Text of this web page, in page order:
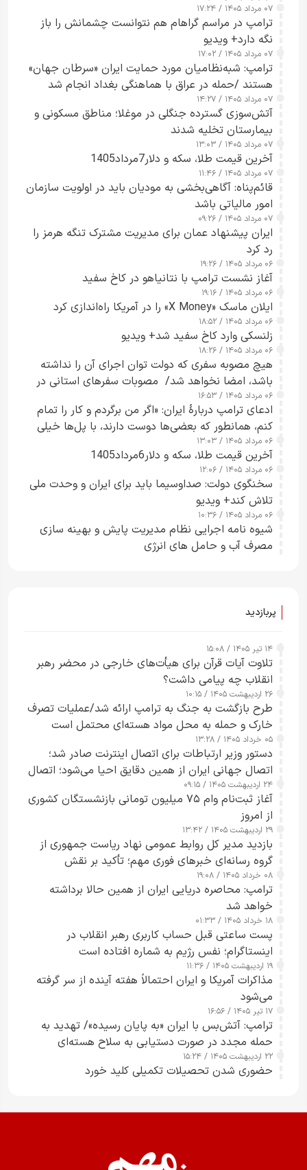
۰۷ مرداد ۱۴۰۵ / ۱۷:۲۴
ترامپ در مراسم گراهام هم نتوانست چشمانش را باز
نگه دارد+ ویدیو
۰۷ مرداد ۱۴۰۵ / ۱۷:۰۲
ترامپ: شبه‌نظامیان مورد حمایت ایران «سرطان جهان»
هستند /حمله در عراق با هماهنگی بغداد انجام شد
۰۷ مرداد ۱۴۰۵ / ۱۴:۲۷
آتش‌سوزی گسترده جنگلی در موغلا؛ مناطق مسکونی و
بیمارستان تخلیه شدند
۰۷ مرداد ۱۴۰۵ / ۱۳:۰۳
آخرین قیمت طلا، سکه و دلار7مرداد1405
۰۷ مرداد ۱۴۰۵ / ۱۱:۴۶
قائم‌پناه: آگاهی‌بخشی به مودیان باید در اولویت سازمان
امور مالیاتی باشد
۰۷ مرداد ۱۴۰۵ / ۰۹:۲۶
ایران پیشنهاد عمان برای مدیریت مشترک تنگه هرمز را
رد کرد
۰۶ مرداد ۱۴۰۵ / ۱۹:۲۶
آغاز نشست ترامپ با نتانیاهو در کاخ سفید
۰۶ مرداد ۱۴۰۵ / ۱۹:۱۶
ایلان ماسک «X Money» را در آمریکا راه‌اندازی کرد
۰۶ مرداد ۱۴۰۵ / ۱۸:۵۲
زلنسکی وارد کاخ سفید شد+ ویدیو
۰۶ مرداد ۱۴۰۵ / ۱۸:۲۶
هیچ مصوبه سفری که دولت توان اجرای آن را نداشته
باشد، امضا نخواهد شد/ مصوبات سفرهای استانی در
چارچوب قانون بودجه است+ عکس
۰۶ مرداد ۱۴۰۵ / ۱۶:۵۳
ادعای ترامپ دربارهٔ ایران: «اگر من برگردم و کار را تمام
کنم، همانطور که بعضی‌ها دوست دارند، با پل‌ها خیلی
راحت می‌توانم بیشتر پل‌هایشان را در کمتر از یک
ساعت از بین ببرم+ ویدیو
۰۶ مرداد ۱۴۰۵ / ۱۳:۰۳
آخرین قیمت طلا، سکه و دلار6مرداد1405
۰۶ مرداد ۱۴۰۵ / ۱۲:۰۶
سخنگوی دولت: صداوسیما باید برای ایران و وحدت ملی
تلاش کند+ ویدیو
۰۶ مرداد ۱۴۰۵ / ۱۰:۳۶
شیوه نامه اجرایی نظام مدیریت پایش و بهینه سازی
مصرف آب و حامل های انرژی
پربازدید
۱۴ تیر ۱۴۰۵ / ۱۵:۰۸
تلاوت آیات قرآن برای هیأت‌های خارجی در محضر رهبر
انقلاب چه پیامی داشت؟
۲۶ اردیبهشت ۱۴۰۵ / ۱۰:۱۵
طرح‌ بازگشت به جنگ به ترامپ ارائه شد/عملیات تصرف
خارک و حمله به محل مواد هسته‌ای محتمل است
۰۵ خرداد ۱۴۰۵ / ۱۳:۲۸
دستور وزیر ارتباطات برای اتصال اینترنت صادر شد؛
اتصال جهانی ایران از همین دقایق احیا می‌شود؛ اتصال
کامل مردم تا ۲۴ ساعت آینده
۲۴ اردیبهشت ۱۴۰۵ / ۰۹:۱۵
آغاز ثبت‌نام وام ۷۵ میلیون تومانی بازنشستگان کشوری
از امروز
۲۹ اردیبهشت ۱۴۰۵ / ۱۳:۴۲
بازدید مدیر کل روابط عمومی نهاد ریاست جمهوری از
گروه رسانه‌ای خبرهای فوری مهم؛ تأکید بر نقش
رسانه‌های هوشمند و مسئول در ارتقای آگاهی عمومی
۰۸ خرداد ۱۴۰۵ / ۱۹:۰۸
ترامپ: محاصره دریایی ایران از همین حالا برداشته
خواهد شد
۱۸ خرداد ۱۴۰۵ / ۰۱:۳۳
پست ساعتی قبل حساب کاربری رهبر انقلاب در
اینستاگرام؛ نفس رژیم به شماره افتاده است​
۱۹ اردیبهشت ۱۴۰۵ / ۱۱:۳۶
مذاکرات آمریکا و ایران احتمالاً هفته آینده از سر گرفته
می‌شود
۱۷ تیر ۱۴۰۵ / ۱۶:۵۶
ترامپ: آتش‌بس با ایران «به پایان رسیده»/ تهدید به
حمله مجدد در صورت دستیابی به سلاح هسته‌ای
۲۲ اردیبهشت ۱۴۰۵ / ۱۵:۲۴
حضوری شدن تحصیلات تکمیلی کلید خورد